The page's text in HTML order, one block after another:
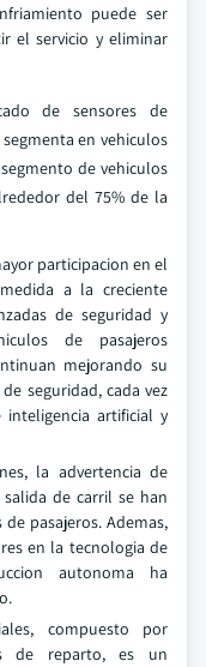
puede ser
el servicio y eliminar
de sensores de
en vehiculos
de vehiculos
del 75% de la
participacion en el
a la creciente
de seguridad y
de pasajeros
mejorando su
seguridad, cada vez
artificial y
la advertencia de
de carril se han
pasajeros. Ademas,
en la tecnologia de
autonoma ha
compuesto por
de reparto, es un